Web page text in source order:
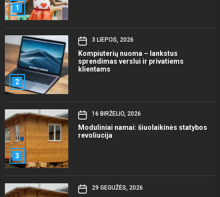
1
2
3 LIEPOS, 2026
Kompiuterių nuoma – lankstus
sprendimas verslui ir privatiems
klientams
3
16 BIRŽELIO, 2026
Moduliniai namai: šiuolaikinės statybos
revoliucija
29 GEGUŽĖS, 2026